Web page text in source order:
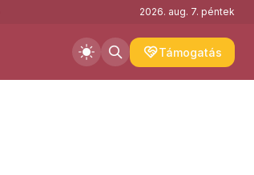
2026. aug. 7. péntek
Támogatás